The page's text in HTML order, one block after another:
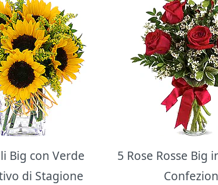
Big con Verde
di Stagione
5 Rose Rosse Big